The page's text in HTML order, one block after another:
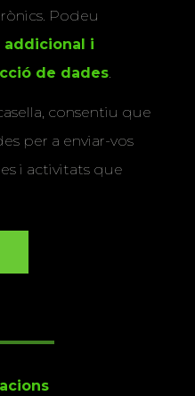
Podeu
i
de dades.
consentiu que
per a enviar-vos
i activitats que